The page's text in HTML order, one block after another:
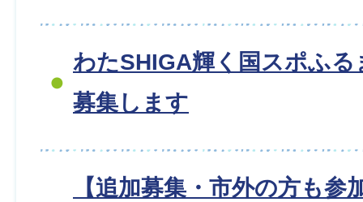
わたSHIGA輝く国スポふる
募集します
【追加募集・市外の方も参